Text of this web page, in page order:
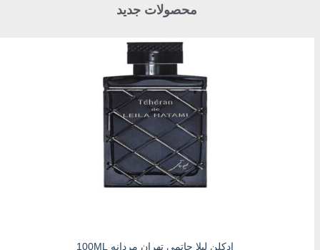
محصولات جدید
ادکلن لیلا حاتمی تهران مردانه 100ML